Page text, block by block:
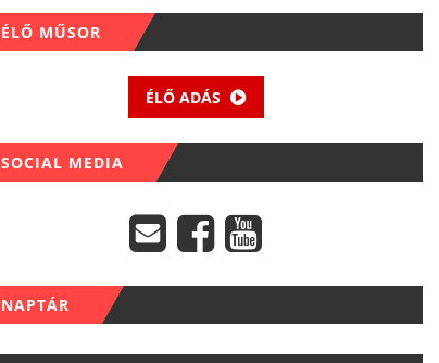
ÉLŐ MŰSOR
ÉLŐ ADÁS
SOCIAL MEDIA
NAPTÁR